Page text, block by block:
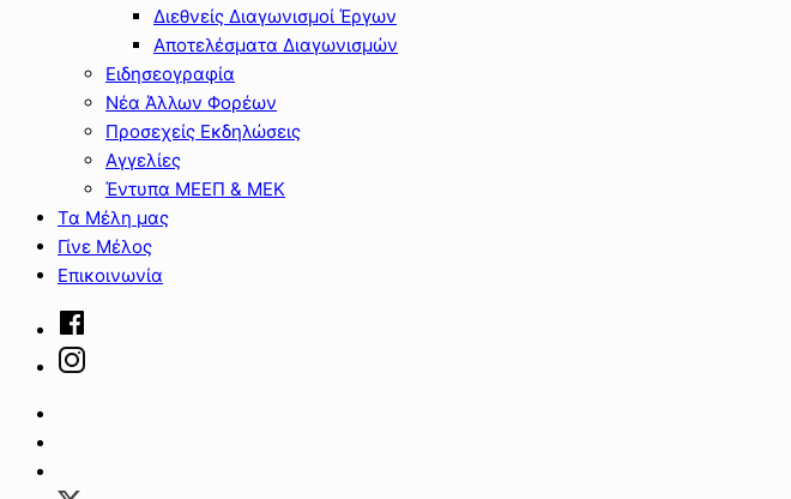
Διεθνείς Διαγωνισμοί Έργων
Αποτελέσματα Διαγωνισμών
Ειδησεογραφία
Νέα Άλλων Φορέων
Προσεχείς Εκδηλώσεις
Αγγελίες
Έντυπα ΜΕΕΠ & ΜΕΚ
Τα Μέλη μας
Γίνε Μέλος
Επικοινωνία